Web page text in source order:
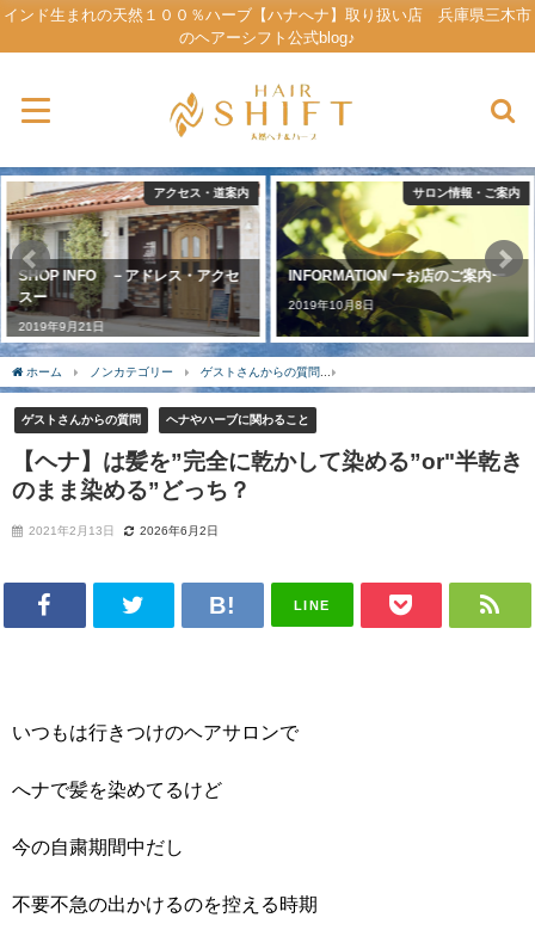
インド生まれの天然１００％ハーブ【ハナへナ】取り扱い店 兵庫県三木市
のヘアーシフト公式blog♪
サロン情報・ご案内
INFORMATION ーお店のご案内ー
2019年10月8日
ハナヘナの口コミ・感想
これから始めたい人へ届け♪【天然
ヘナ染め】口コミまとめ ２０選
2021年7月3日
ホーム ノンカテゴリー ゲストさんからの質問
ゲストさんからの質問 ヘナやハーブに関わること
【ヘナ】は髪を”完全に乾かして染める”or"半乾き
のまま染める”どっち？
2021年2月13日 2026年6月2日
LINE
いつもは行きつけのヘアサロンで
へナで髪を染めてるけど
今の自粛期間中だし
不要不急の出かけるのを控える時期